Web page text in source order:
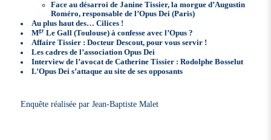
Face au désarroi de Janine Tissier, la morgue d’Augustin
Roméro, responsable de l’Opus Dei (Paris)
Au plus haut des… Cilices !
MgrLe Gall (Toulouse) à confesse avec l’Opus ?
Affaire Tissier : Docteur Descout, pour vous servir !
Les cadres de l’association Opus Dei
Interview de l’avocat de Catherine Tissier : Rodolphe Bosselut
L’Opus Dei s’attaque au site de ses opposants
Enquête réalisée par Jean-Baptiste Malet